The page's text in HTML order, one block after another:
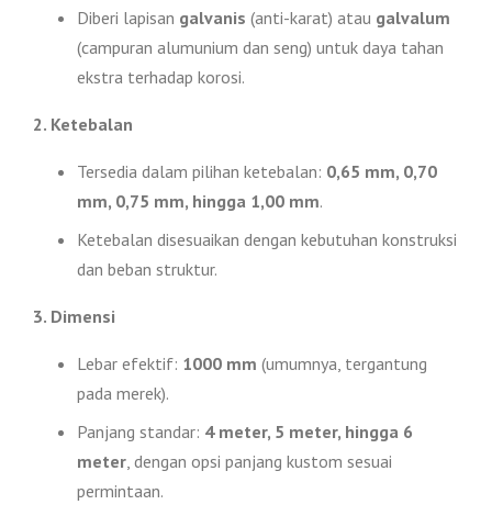
Diberi lapisan galvanis (anti-karat) atau galvalum
(campuran alumunium dan seng) untuk daya tahan
ekstra terhadap korosi.
2. Ketebalan
Tersedia dalam pilihan ketebalan: 0,65 mm, 0,70
mm, 0,75 mm, hingga 1,00 mm.
Ketebalan disesuaikan dengan kebutuhan konstruksi
dan beban struktur.
3. Dimensi
Lebar efektif: 1000 mm (umumnya, tergantung
pada merek).
Panjang standar: 4 meter, 5 meter, hingga 6
meter, dengan opsi panjang kustom sesuai
permintaan.